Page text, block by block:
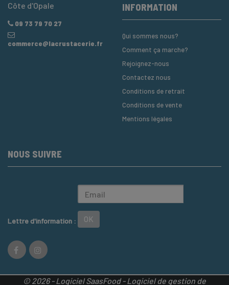
Côte d'Opale
09 73 79 70 27
commerce@lacrustacerie.fr
INFORMATION
Qui sommes nous?
Comment ça marche?
Rejoignez-nous
Contactez nous
Conditions de retrait
Conditions de vente
Mentions légales
NOUS SUIVRE
Lettre d'information : OK
© 2026 - LogicielSaasFood - Logiciel de gestion de